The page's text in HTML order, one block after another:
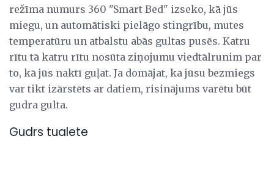
režīma numurs 360 "Smart Bed" izseko, kā jūs
miegu, un automātiski pielāgo stingrību, mutes
temperatūru un atbalstu abās gultas pusēs. Katru
rītu tā katru rītu nosūta ziņojumu viedtālrunim par
to, kā jūs naktī guļat. Ja domājat, ka jūsu bezmiegs
var tikt izārstēts ar datiem, risinājums varētu būt
gudra gulta.
Gudrs tualete